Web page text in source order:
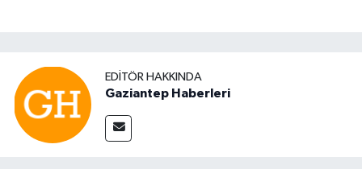
EDITÖR HAKKINDA
Gaziantep Haberleri